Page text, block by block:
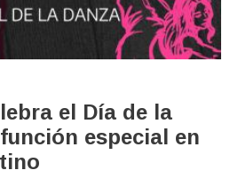
el Día de la
especial en